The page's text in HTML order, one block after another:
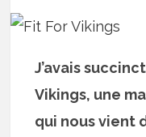
J’avais
Vikings, une
qui nous vient